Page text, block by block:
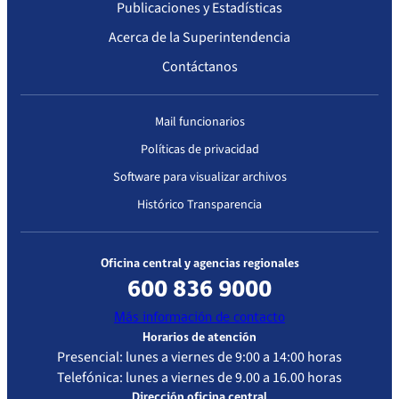
Publicaciones y Estadísticas
Acerca de la Superintendencia
Contáctanos
Mail funcionarios
Políticas de privacidad
Software para visualizar archivos
Histórico Transparencia
Oficina central y agencias regionales
600 836 9000
Más información de contacto
Horarios de atención
Presencial: lunes a viernes de 9:00 a 14:00 horas
Telefónica: lunes a viernes de 9.00 a 16.00 horas